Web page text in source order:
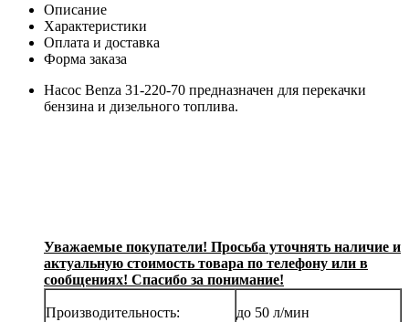
Описание
Характеристики
Оплата и доставка
Форма заказа
Насос Benza 31-220-70 предназначен для перекачки
бензина и дизельного топлива.
Уважаемые покупатели! Просьба уточнять наличие и
актуальную стоимость товара по телефону или в
сообщениях! Спасибо за понимание!
Производительность: до 50 л/мин